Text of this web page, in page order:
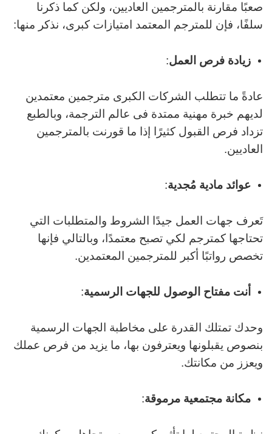
صعبًا مقارنة بالمترجمين العاديين، ولكن كما ذكرنا
سلفًا، فإن للمترجم المعتمد امتيازات كبرى، نذكر منها:
زيادة فرص العمل:
عادةً ما تتطلب الشركات الكبرى مترجمين معتمدين
لديهم خبرة مهنية ممتدة فى عالم الترجمة، وبالطبع
تزداد فرص القبول كثيرًا إذا ما قورنت بالمترجمين
العاديين.
عوائد مادية مُجدية:
تَعرف جهات العمل جيدًا الشروط والمتطلبات التي
تحتاجها كمترجم لكي تصبح معتمدًا، وبالتالي فإنها
تخصص رواتبًا أكبر للمترجمين المعتمدين.
أنت مفتاح الوصول للجهات الرسمية:
وحدك تمتلك القدرة على مخاطبة الجهات الرسمية
بنصوص يقبلونها ويعترفون بها، ما يزيد من فرص عملك
ويعزز من مكانتك.
مكانة مجتمعية مرموقة: